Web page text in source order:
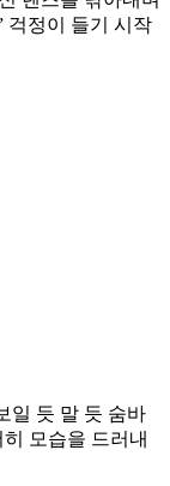
걱정이 들기 시작
일 듯 말 듯 숨바
모습을 드러내